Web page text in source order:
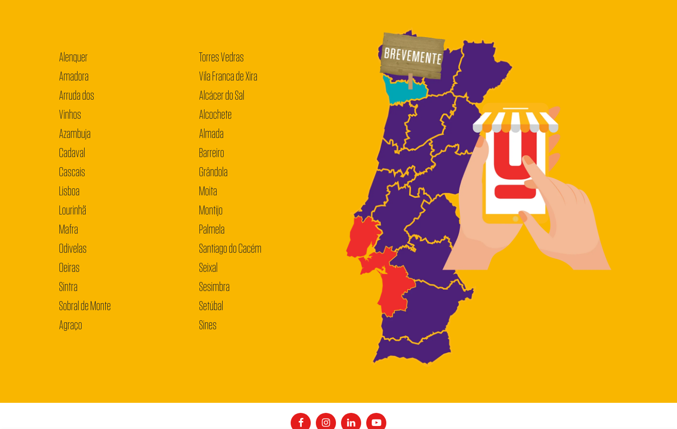
Alenquer
Amadora
Arruda dos
Vinhos
Azambuja
Cadaval
Cascais
Lisboa
Lourinhã
Mafra
Odivelas
Oeiras
Sintra
Sobral de Monte
Agraço
Torres Vedras
Vila Franca de Xira
Alcácer do Sal
Alcochete
Almada
Barreiro
Grândola
Moita
Montijo
Palmela
Santiago do Cacém
Seixal
Sesimbra
Setúbal
Sines